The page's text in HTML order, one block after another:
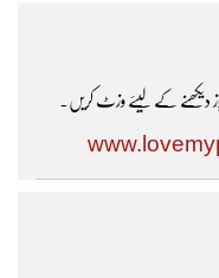
دیکھنے کے لیئے وزٹ کریں۔